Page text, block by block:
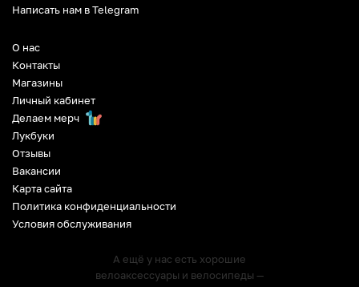
О нас
Контакты
Магазины
Личный кабинет
Делаем мерч
Лукбуки
Отзывы
Вакансии
Карта сайта
Политика конфиденциальности
Условия обслуживания
А ещё у нас есть хорошие
велоаксессуары и велосипеды —
Написать нам в Telegram